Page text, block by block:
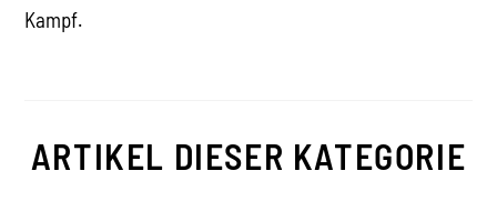
Kampf.
ARTIKEL DIESER KATEGORIE